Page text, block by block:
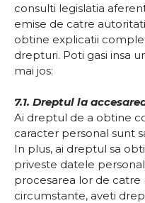
consulti legislatia
emise de catre
obtine explicatii
drepturi. Poti gasi insa
mai jos:
7.1. Dreptul la
Ai dreptul de a obtine
caracter personal sunt
In plus, ai dreptul sa
priveste datele
procesarea lor de catre
circumstante, aveti